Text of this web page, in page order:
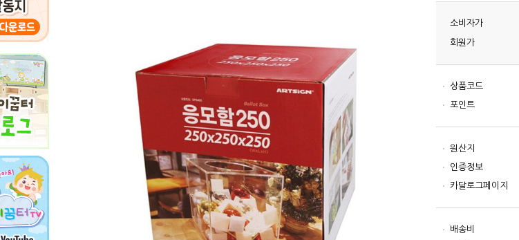
소비자가
회원가
상품코드
포인트
원산지
인증정보
카달로그페이지
배송비